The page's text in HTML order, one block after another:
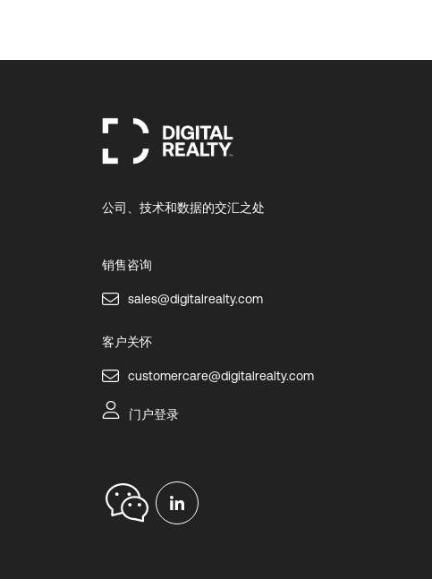
公司、技术和数据的交汇之处
销售咨询
sales@digitalrealty.com
客户关怀
customercare@digitalrealty.com
门户登录